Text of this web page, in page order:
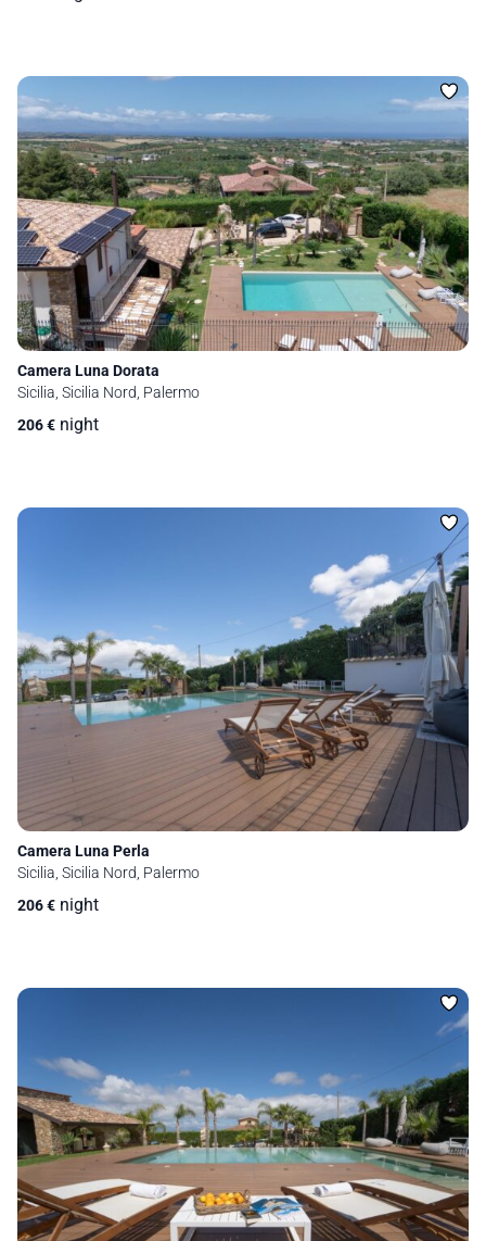
Camera Luna Dorata
Sicilia, Sicilia Nord, Palermo
206€ night
Camera Luna Perla
Sicilia, Sicilia Nord, Palermo
206€ night